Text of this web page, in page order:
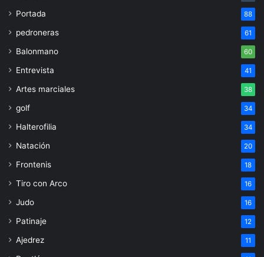
Portada 88
pedroneras 61
Balonmano 60
Entrevista 41
Artes marciales 38
golf 34
Halterofilia 34
Natación 20
Frontenis 18
Tiro con Arco 16
Judo 16
Patinaje 12
Ajedrez 11